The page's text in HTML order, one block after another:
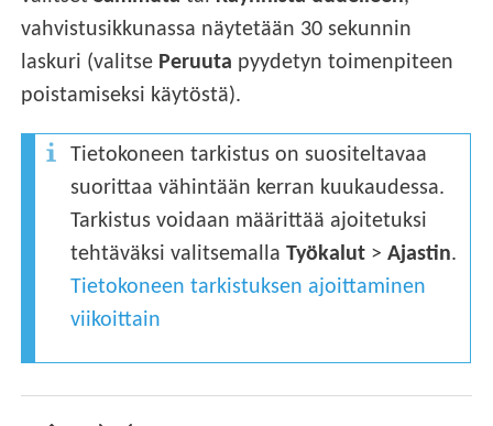
vahvistusikkunassa näytetään 30 sekunnin
laskuri (valitse Peruuta pyydetyn toimenpiteen
poistamiseksi käytöstä).
Tietokoneen tarkistus on suositeltavaa
suorittaa vähintään kerran kuukaudessa.
Tarkistus voidaan määrittää ajoitetuksi
tehtäväksi valitsemallaTyökalut >Ajastin.
Tietokoneen tarkistuksen ajoittaminen
viikoittain